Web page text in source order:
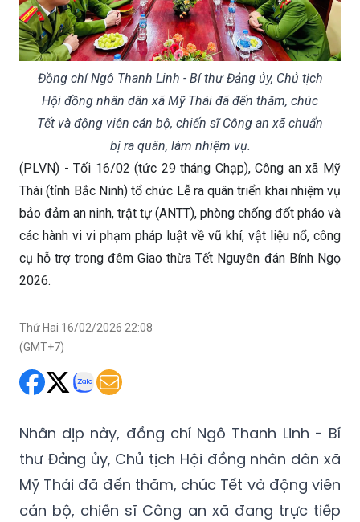
Đồng chí Ngô Thanh Linh - Bí thư Đảng ủy, Chủ tịch
Hội đồng nhân dân xã Mỹ Thái đã đến thăm, chúc
Tết và động viên cán bộ, chiến sĩ Công an xã chuẩn
bị ra quân, làm nhiệm vụ.
(PLVN) - Tối 16/02 (tức 29 tháng Chạp), Công an xã Mỹ
Thái (tỉnh Bắc Ninh) tổ chức Lễ ra quân triển khai nhiệm vụ
bảo đảm an ninh, trật tự (ANTT), phòng chống đốt pháo và
các hành vi vi phạm pháp luật về vũ khí, vật liệu nổ, công
cụ hỗ trợ trong đêm Giao thừa Tết Nguyên đán Bính Ngọ
2026.
Thứ Hai 16/02/2026 22:08
(GMT+7)
Nhân dịp này, đồng chí Ngô Thanh Linh - Bí
thư Đảng ủy, Chủ tịch Hội đồng nhân dân xã
Mỹ Thái đã đến thăm, chúc Tết và động viên
cán bộ, chiến sĩ Công an xã đang trực tiếp